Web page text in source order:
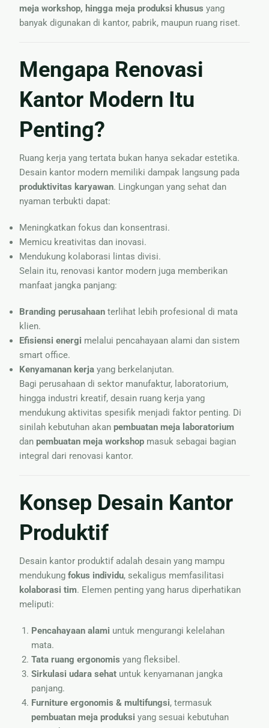
meja workshop, hingga meja produksi khusus yang
banyak digunakan di kantor, pabrik, maupun ruang riset.
Mengapa Renovasi
Kantor Modern Itu
Penting?
Ruang kerja yang tertata bukan hanya sekadar estetika.
Desain kantor modern memiliki dampak langsung pada
produktivitas karyawan. Lingkungan yang sehat dan
nyaman terbukti dapat:
Meningkatkan fokus dan konsentrasi.
Memicu kreativitas dan inovasi.
Mendukung kolaborasi lintas divisi.
Selain itu, renovasi kantor modern juga memberikan
manfaat jangka panjang:
Branding perusahaan terlihat lebih profesional di mata
klien.
Efisiensi energi melalui pencahayaan alami dan sistem
smart office.
Kenyamanan kerja yang berkelanjutan.
Bagi perusahaan di sektor manufaktur, laboratorium,
hingga industri kreatif, desain ruang kerja yang
mendukung aktivitas spesifik menjadi faktor penting. Di
sinilah kebutuhan akanpembuatan meja laboratorium
danpembuatan meja workshop masuk sebagai bagian
integral dari renovasi kantor.
Konsep Desain Kantor
Produktif
Desain kantor produktif adalah desain yang mampu
mendukungfokus individu, sekaligus memfasilitasi
kolaborasi tim. Elemen penting yang harus diperhatikan
meliputi:
Pencahayaan alami untuk mengurangi kelelahan
mata.
Tata ruang ergonomis yang fleksibel.
Sirkulasi udara sehat untuk kenyamanan jangka
panjang.
Furniture ergonomis & multifungsi, termasuk
pembuatan meja produksi yang sesuai kebutuhan